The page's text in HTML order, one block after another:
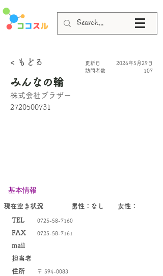
< もどる
更新日
​訪問者数
2026年5月29日
107
みんなの輪
株式会社ブラザー
2720500731
基本情報
​現在空き状況
TEL 0725-58-7160
FAX 0725-58-7161
mail
​担当者
住所
〒 594-0083
男性： なし 女性：